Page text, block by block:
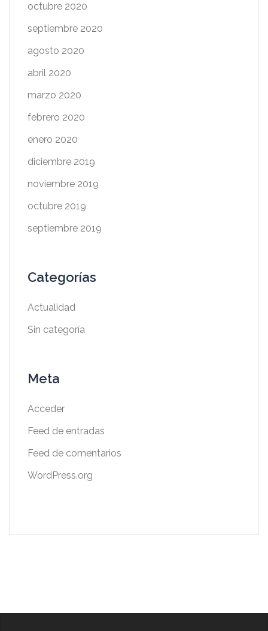
octubre 2020
septiembre 2020
agosto 2020
abril 2020
marzo 2020
febrero 2020
enero 2020
diciembre 2019
noviembre 2019
octubre 2019
septiembre 2019
Categorías
Actualidad
Sin categoría
Meta
Acceder
Feed de entradas
Feed de comentarios
WordPress.org